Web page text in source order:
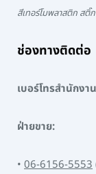
สีเทอร์โมพลาสติก สติ๊
ช่องทางติดต่อ
เบอร์โทรสำนักงาน
ฝ่ายขาย:
• 06-6156-5553